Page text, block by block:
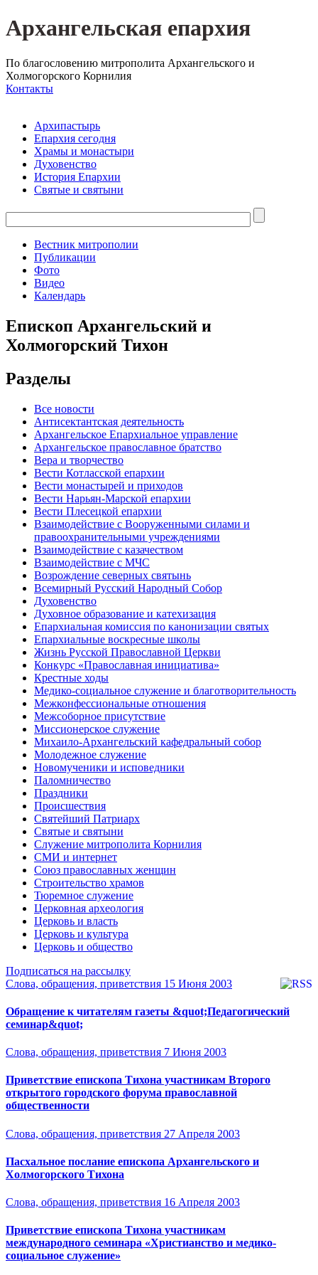
Архангельская епархия
По благословению митрополита Архангельского и
Холмогорского Корнилия
Контакты
Архипастырь
Епархия сегодня
Храмы и монастыри
Духовенство
История Епархии
Святые и святыни
Вестник митрополии
Публикации
Фото
Видео
Календарь
Епископ Архангельский и
Холмогорский Тихон
Разделы
Все новости
Антисектантская деятельность
Архангельское Епархиальное управление
Архангельское православное братство
Вера и творчество
Вести Котласской епархии
Вести монастырей и приходов
Вести Нарьян-Марской епархии
Вести Плесецкой епархии
Взаимодействие с Вооруженными силами и
правоохранительными учреждениями
Взаимодействие с казачеством
Взаимодействие с МЧС
Возрождение северных святынь
Всемирный Русский Народный Собор
Духовенство
Духовное образование и катехизация
Епархиальная комиссия по канонизации святых
Епархиальные воскресные школы
Жизнь Русской Православной Церкви
Конкурс «Православная инициатива»
Крестные ходы
Медико-социальное служение и благотворительность
Межконфессиональные отношения
Межсоборное присутствие
Миссионерское служение
Михаило-Архангельский кафедральный собор
Молодежное служение
Новомученики и исповедники
Паломничество
Праздники
Происшествия
Святейший Патриарх
Святые и святыни
Служение митрополита Корнилия
СМИ и интернет
Союз православных женщин
Строительство храмов
Тюремное служение
Церковная археология
Церковь и власть
Церковь и культура
Церковь и общество
Подписаться на рассылку
Слова, обращения, приветствия 15 Июня 2003
Обращение к читателям газеты &quot;Педагогический
семинар&quot;
Слова, обращения, приветствия 7 Июня 2003
Приветствие епископа Тихона участникам Второго
открытого городского форума православной
общественности
Слова, обращения, приветствия 27 Апреля 2003
Пасхальное послание епископа Архангельского и
Холмогорского Тихона
Слова, обращения, приветствия 16 Апреля 2003
Приветствие епископа Тихона участникам
международного семинара «Христианство и медико-
социальное служение»